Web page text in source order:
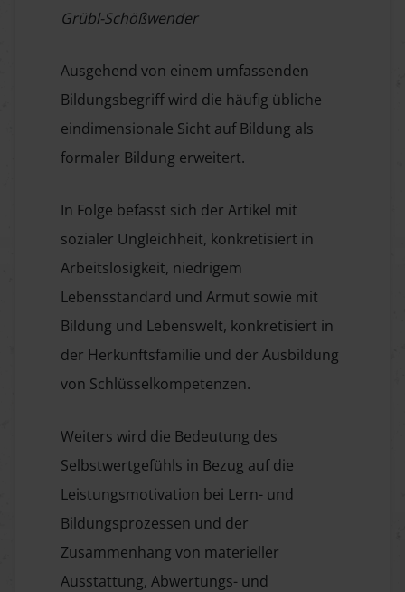
Grübl-Schößwender
Ausgehend von einem umfassenden
Bildungsbegriff wird die häufig übliche
eindimensionale Sicht auf Bildung als
formaler Bildung erweitert.
In Folge befasst sich der Artikel mit
sozialer Ungleichheit, konkretisiert in
Arbeitslosigkeit, niedrigem
Lebensstandard und Armut sowie mit
Bildung und Lebenswelt, konkretisiert in
der Herkunftsfamilie und der Ausbildung
von Schlüsselkompetenzen.
Weiters wird die Bedeutung des
Selbstwertgefühls in Bezug auf die
Leistungsmotivation bei Lern- und
Bildungsprozessen und der
Zusammenhang von materieller
Ausstattung, Abwertungs- und